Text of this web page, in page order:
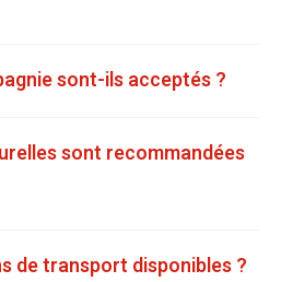
sont-ils acceptés ?
sont recommandées
de transport disponibles ?